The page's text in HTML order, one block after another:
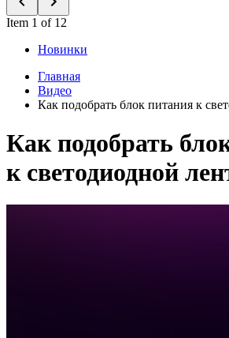
Item 1 of 12
Новинки
Главная
Видео
Как подобрать блок питания к
Как подобрать
к светодиодной